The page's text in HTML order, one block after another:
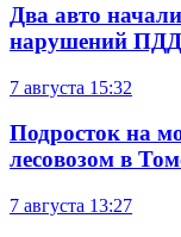
Два авто
нарушений ПДД
7 августа 15:32
Подросток на
лесовозом в
7 августа 13:27